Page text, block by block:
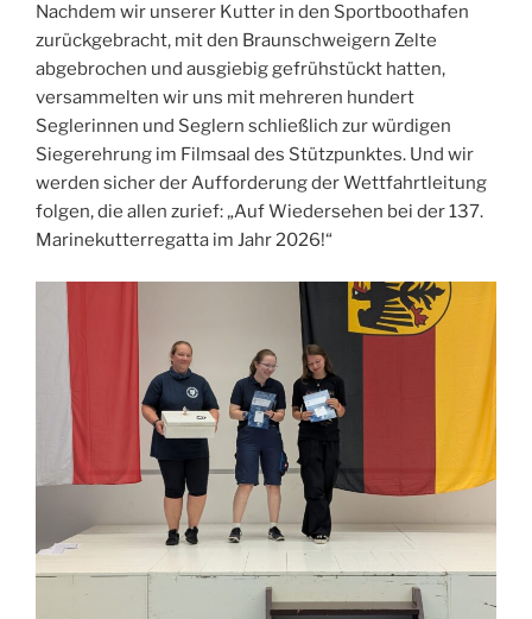
Nachdem wir unserer Kutter in den Sportboothafen
zurückgebracht, mit den Braunschweigern Zelte
abgebrochen und ausgiebig gefrühstückt hatten,
versammelten wir uns mit mehreren hundert
Seglerinnen und Seglern schließlich zur würdigen
Siegerehrung im Filmsaal des Stützpunktes. Und wir
werden sicher der Aufforderung der Wettfahrtleitung
folgen, die allen zurief: „Auf Wiedersehen bei der 137.
Marinekutterregatta im Jahr 2026!“